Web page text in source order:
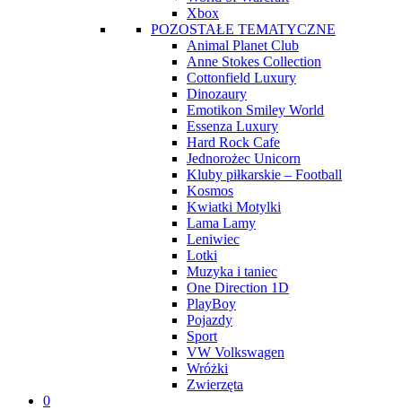
Xbox
POZOSTAŁE TEMATYCZNE
Animal Planet Club
Anne Stokes Collection
Cottonfield Luxury
Dinozaury
Emotikon Smiley World
Essenza Luxury
Hard Rock Cafe
Jednorożec Unicorn
Kluby piłkarskie – Football
Kosmos
Kwiatki Motylki
Lama Lamy
Leniwiec
Lotki
Muzyka i taniec
One Direction 1D
PlayBoy
Pojazdy
Sport
VW Volkswagen
Wróżki
Zwierzęta
0